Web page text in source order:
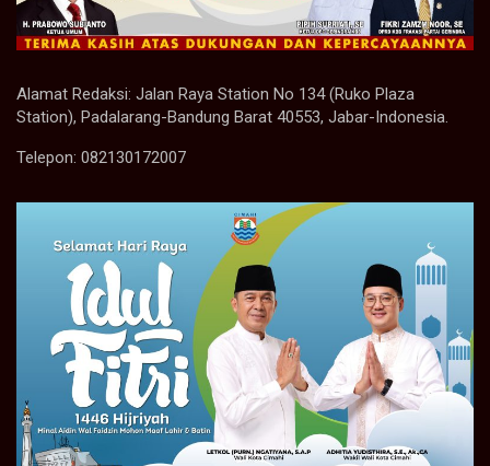
Alamat Redaksi: Jalan Raya Station No 134 (Ruko Plaza
Station), Padalarang-Bandung Barat 40553, Jabar-Indonesia.
Telepon: 082130172007